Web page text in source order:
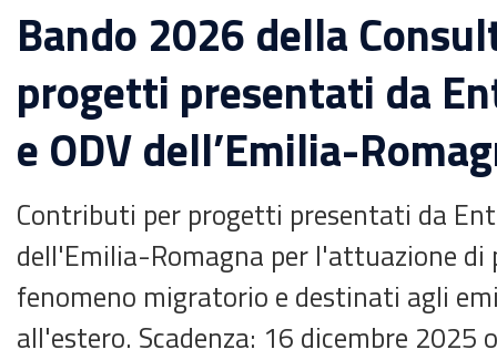
Newsletter
Bando 2026 della
progetti presentati da
e ODV dell’Emilia-
Contributi per progetti presentati da
dell'Emilia-Romagna per l'attuazione
fenomeno migratorio e destinati agli
all'estero. Scadenza: 16 dicembre 2025